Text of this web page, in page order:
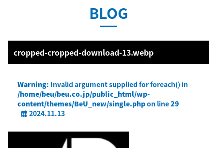
BLOG
cropped-cropped-download-13.webp
Warning: Invalid argument supplied for foreach() in
/home/beu/beu.co.jp/public_html/wp-
content/themes/BeU_new/single.phpon line29
2024.11.13